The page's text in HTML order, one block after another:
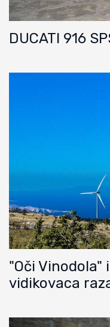
DUCATI 916
"Oči Vinodola"
vidikovaca